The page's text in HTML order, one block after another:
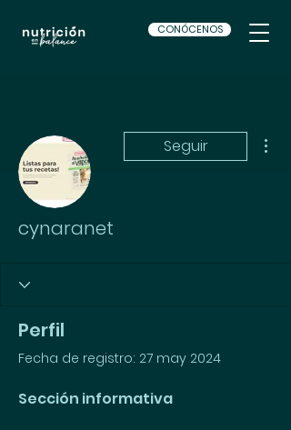
CONÓCENOS
Seguir
cynaranet
Perfil
Fecha de registro: 27 may 2024
Sección informativa